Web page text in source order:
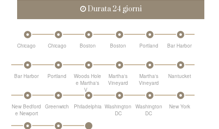
Durata 24 giorni
Chicago Chicago Boston Boston Portland Bar Harbor
Bar Harbor Portland
Woods Hole
e Martha's
V...
Martha's
Vineyard
Martha's
Vineyard
Nantucket
New Bedford
e Newport
Greenwich Philadelphia Washington
DC
Washington
DC
New York